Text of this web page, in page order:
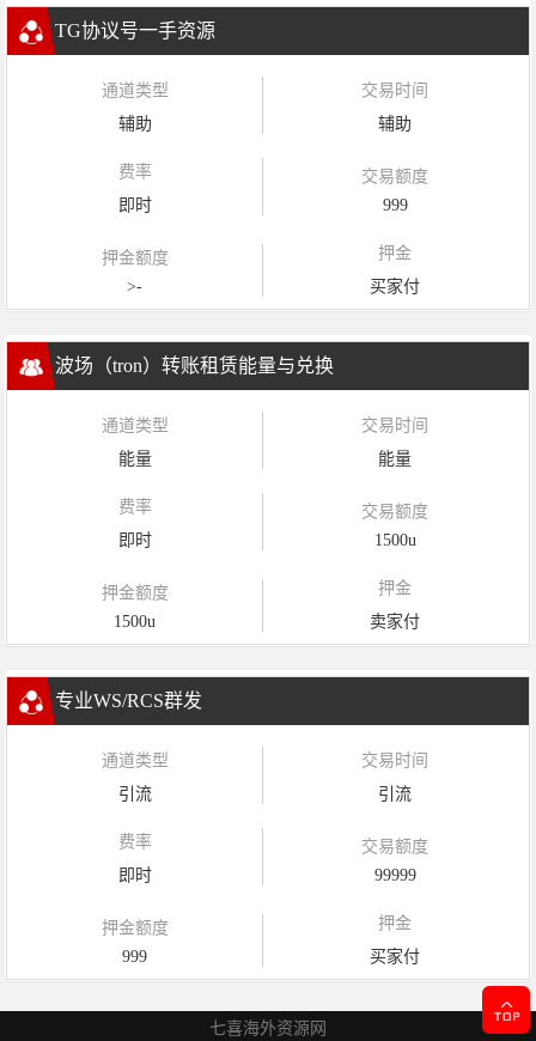
TG协议号一手资源
通道类型
辅助
交易时间
辅助
费率
即时
交易额度
999
押金额度
>-
押金
买家付
波场（tron）转账租赁能量与兑换
通道类型
能量
交易时间
能量
费率
即时
交易额度
1500u
押金额度
1500u
押金
卖家付
专业WS/RCS群发
通道类型
引流
交易时间
引流
费率
即时
交易额度
99999
押金额度
999
押金
买家付
七喜海外资源网